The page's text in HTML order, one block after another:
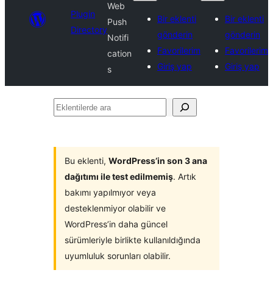
Plugin
Directory
Web
Push
Notifi
cation
s
Bir eklenti
gönderin
Favorilerim
Giriş yap
Bir eklenti
gönderin
Favorilerim
Giriş yap
Eklentilerde
Bu eklenti, WordPress’in son 3 ana
dağıtımı ile test edilmemiş. Artık
bakımı yapılmıyor veya
desteklenmiyor olabilir ve
WordPress’in daha güncel
sürümleriyle birlikte kullanıldığında
uyumluluk sorunları olabilir.